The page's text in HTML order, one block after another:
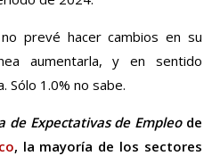
prevé hacer cambios en su
aumentarla, y en sentido
Sólo 1.0% no sabe.
de Expectativas de Empleode
, la mayoría de los sectores